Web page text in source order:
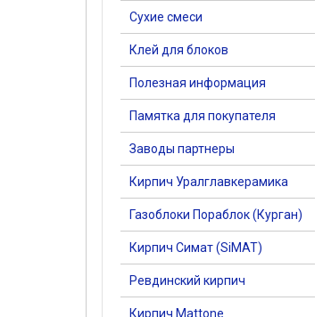
Сухие смеси
Клей для блоков
Полезная информация
Памятка для покупателя
Заводы партнеры
Кирпич Уралглавкерамика
Газоблоки Пораблок (Курган)
Кирпич Симат (SiMAT)
Ревдинский кирпич
Кирпич Mattone